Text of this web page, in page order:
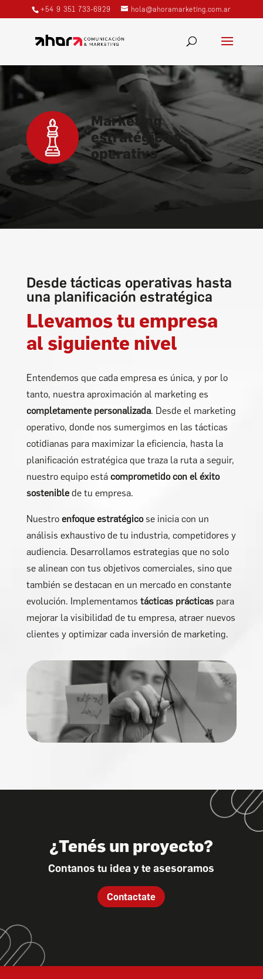
+54 9 351 733-6929 hola@ahoramarketing.com.ar
Marketing
estratégicoy
operativo
Desde tácticas operativas hasta
una planificación estratégica
Llevamos tu empresa
al siguiente nivel
Entendemos que cada empresa es única, y por lo
tanto, nuestra aproximación al marketing es
completamente personalizada. Desde el marketing
operativo, donde nos sumergimos en las tácticas
cotidianas para maximizar la eficiencia, hasta la
planificación estratégica que traza la ruta a seguir,
nuestro equipo está comprometido con el éxito
sosteniblede tu empresa.
Nuestro enfoque estratégicose inicia con un
análisis exhaustivo de tu industria, competidores y
audiencia. Desarrollamos estrategias que no solo
se alinean con tus objetivos comerciales, sino que
también se destacan en un mercado en constante
evolución. Implementamos tácticas prácticaspara
mejorar la visibilidad de tu empresa, atraer nuevos
clientes y optimizar cada inversión de marketing.
¿Tenés un proyecto?
Contanos tu idea y te asesoramos
Contactate